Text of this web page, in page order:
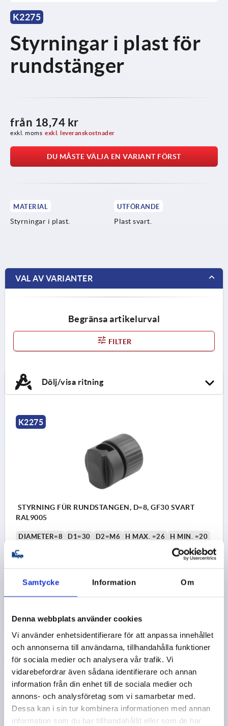
Samtycke Information Om
Denna webbplats använder cookies
Vi använder enhetsidentifierare för att anpassa innehållet
och annonserna till användarna, tillhandahålla funktioner
för sociala medier och analysera vår trafik. Vi
vidarebefordrar även sådana identifierare och annan
information från din enhet till de sociala medier och
annons- och analysföretag som vi samarbetar med.
Dessa kan i sin tur kombinera informationen med annan
information som du har tillhandahållit eller som de har
K2275
Styrningar i plast för
rundstänger
från 18,74 kr
exkl. moms exkl. leveranskostnader
DU MÅSTE VÄLJA EN VARIANT FÖRST
MATERIAL
Styrningar i plast.
UTFÖRANDE
Plast svart.
VAL AV VARIANTER
Begränsa artikelurval
FILTER
Dölj/visa ritning
K2275
STYRNING FÜR RUNDSTANGEN, D=8, GF30 SVART
RAL9005
DIAMETER=8 D1=30 D2=M6 H MAX. =26
H MIN. =20
H1 MAX.=40
H2 MIN.=24
H3 MAX.=22
exkl. leveranskostnader
PRODUKTDETALJER
CAD